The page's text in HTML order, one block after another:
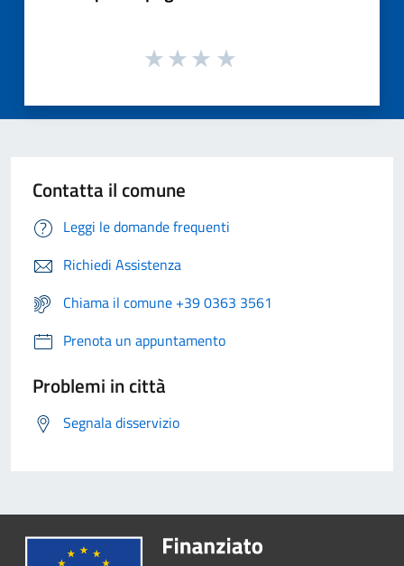
Contatta il comune
Leggi le domande frequenti
Richiedi Assistenza
Chiama il comune +39 0363 3561
Prenota un appuntamento
Problemi in città
Segnala disservizio